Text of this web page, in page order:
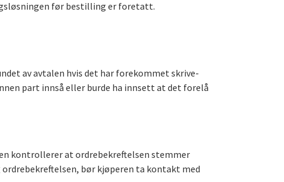
før bestilling er foretatt.
av avtalen hvis det har forekommet skrive-
part innså eller burde ha innsett at det forelå
kontrollerer at ordrebekreftelsen stemmer
bør kjøperen ta kontakt med